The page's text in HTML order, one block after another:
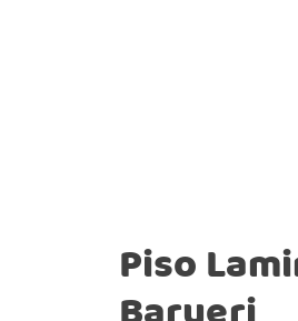
Piso